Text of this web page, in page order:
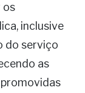
os
inclusive
do serviço
as